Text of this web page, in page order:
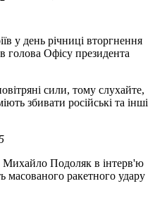
у день річниці вторгнення
Офісу президента
сили, тому слухайте,
збивати російські та інші
Подоляк в інтерв'ю
масованого ракетного удару